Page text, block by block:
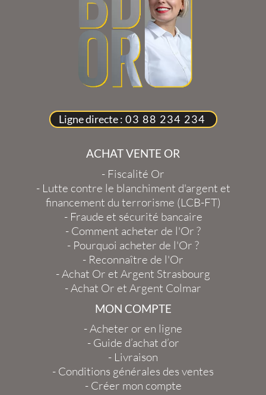
Ligne directe : 03 88 234 234
ACHAT VENTE OR
- Fiscalité Or
- Lutte contre le blanchiment d'argent et
financement du terrorisme (LCB-FT)
- Fraude et sécurité bancaire
- Comment acheter de l'Or ?
- Pourquoi acheter de l'Or ?
- Reconnaître de l'Or
-Achat Or et Argent Strasbourg
-Achat Or et Argent Colmar
MON COMPTE
-Acheter or en ligne
- Guide d’achat d’or
- Livraison
- Conditions générales des ventes
- Créer mon compte